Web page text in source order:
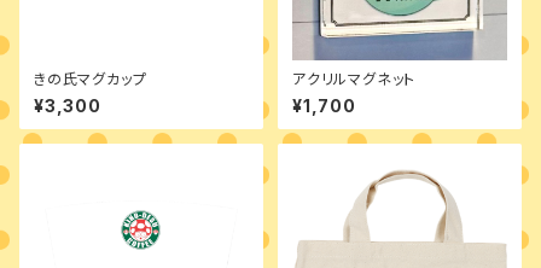
きの氏マグカップ
¥3,300
アクリルマグネット
¥1,700